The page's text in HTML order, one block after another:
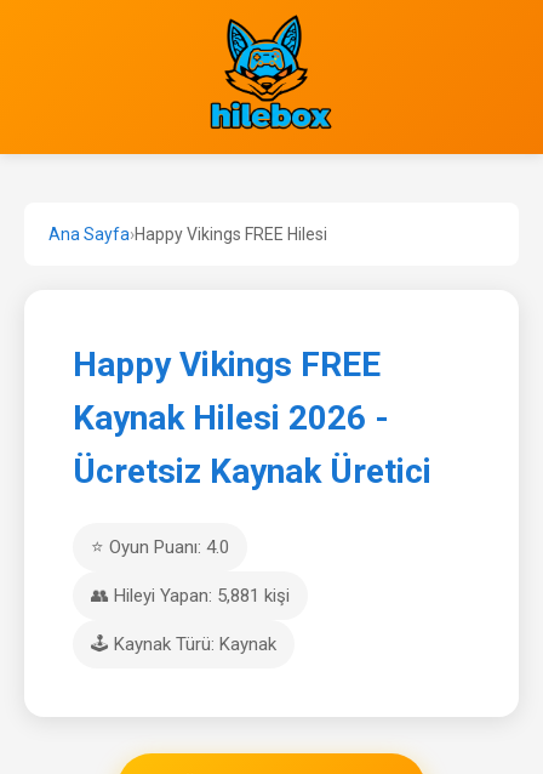
Ana Sayfa›Happy Vikings FREE Hilesi
Happy Vikings FREE
Kaynak Hilesi 2026 -
Ücretsiz Kaynak Üretici
⭐ Oyun Puanı: 4.0
👥 Hileyi Yapan: 5,881 kişi
🕹️ Kaynak Türü: Kaynak